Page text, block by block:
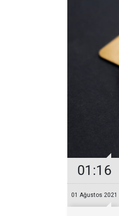
01:16
01 Ağustos 2021